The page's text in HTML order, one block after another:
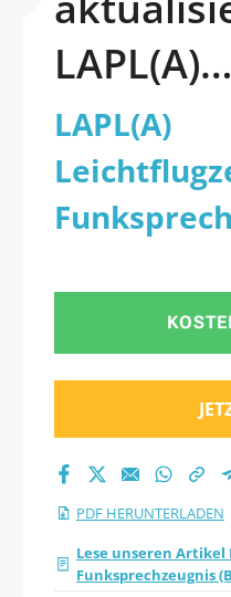
LAPL(A)
(BZF)
2026
LAPL(A)
PDF HERUNTERLADEN
Lese unseren Artikel
Funksprechzeugnis